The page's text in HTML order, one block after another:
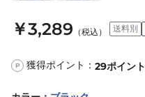
￥3,289 （税込） 送料別
P 獲得ポイント： 29ポイント